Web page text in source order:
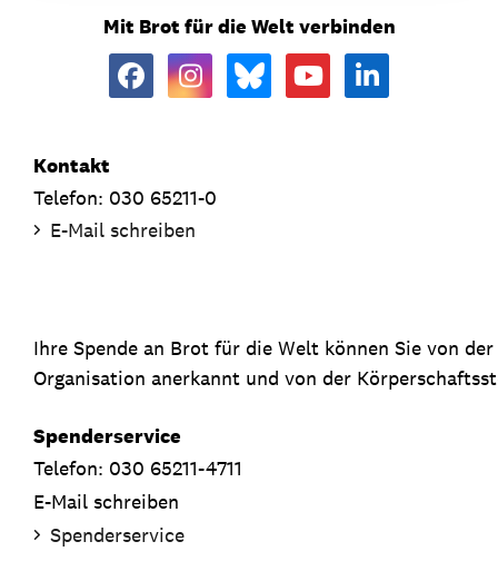
Mit Brot für die Welt verbinden
Kontakt
Telefon: 030 65211-0
E-Mail schreiben
Ihre Spende an Brot für die Welt können Sie von
Organisation anerkannt und von der
Spenderservice
Telefon: 030 65211-4711
E-Mail schreiben
Spenderservice